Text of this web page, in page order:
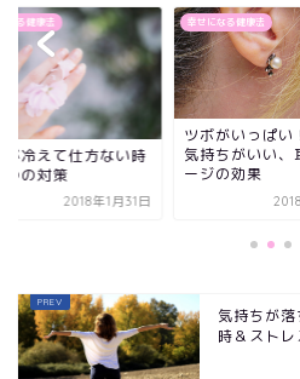
なる健康法
がいっぱい！簡単、
ちがいい、耳マッサ
の効果
2018年1月15日
幸せになる健康法
冷え性改善に使
い！お灸の5つの
気持ちが
時＆スト